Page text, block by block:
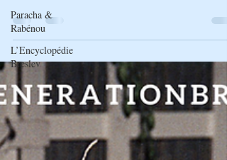
Paracha &
Rabénou
L’Encyclopédie
Breslev
Na'hman de Breslev.